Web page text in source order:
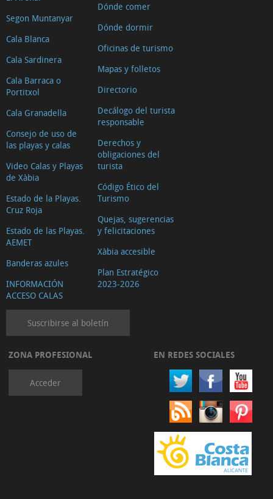
Segon Muntanyar
Cala Blanca
Cala Sardinera
Cala Barraca o
Portitxol
Cala Granadella
Consejo de uso de
las playas y calas
Video Calas y Playas
de Xàbia
Estado de la Playas.
Cruz Roja
Estado de las Playas.
AEMET
Banderas azules
INFORMACIÓN
ACCESO CALAS
Dónde comer
Dónde dormir
Oficinas de turismo
Mapas y folletos
Directorio
Decálogo del turista
responsable
Derechos y
obligaciones del
turista
Código Ético del
Turismo
Quejas, sugerencias
y felicitaciones
Xàbia accesible
Plan Estratégico
2023-2026
Suscribirse al boletín
ZONA PROFESIONAL
Acceder
EN REDES SOCIALES